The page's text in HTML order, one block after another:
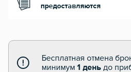
предоставляются
Бесплатная отмена
минимум 1 день до